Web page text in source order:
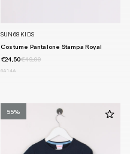
SUN68 KIDS
Costume Pantalone Stampa Royal
€24,50€49,00
6A 14A
55%